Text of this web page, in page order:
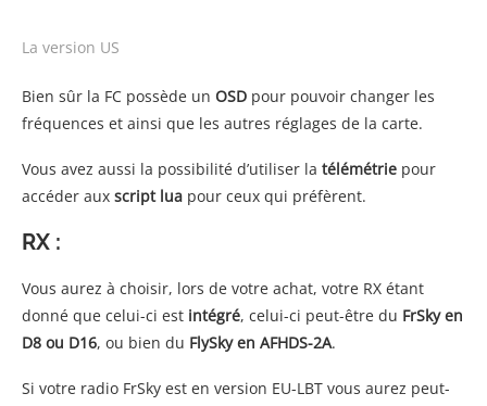
La version US
Bien sûr la FC possède un OSD pour pouvoir changer les
fréquences et ainsi que les autres réglages de la carte.
Vous avez aussi la possibilité d’utiliser la télémétrie pour
accéder aux script lua pour ceux qui préfèrent.
RX :
Vous aurez à choisir, lors de votre achat, votre RX étant
donné que celui-ci est intégré, celui-ci peut-être du FrSky en
D8 ou D16, ou bien du FlySky en AFHDS-2A.
Si votre radio FrSky est en version EU-LBT vous aurez peut-